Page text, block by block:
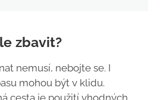
zbavit?
nemusí, nebojte se. I
mohou být v klidu.